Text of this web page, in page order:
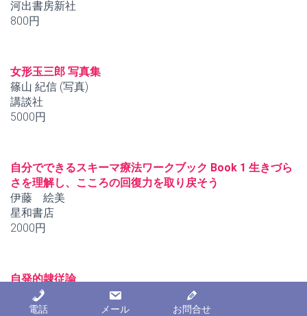
河出書房新社
800円
女形玉三郎 写真集
篠山 紀信 (写真)
講談社
5000円
自分でできるスキーマ療法ワークブック Book 1 生きづら
さを理解し、こころの回復力を取り戻そう
伊藤 絵美
星和書店
2000円
自発的隷従論
エティエンヌ・ド・ラ・ボエシ (著), 西谷 修 (監修), 山上 浩
嗣 (翻訳)
電話 メール お問合せ